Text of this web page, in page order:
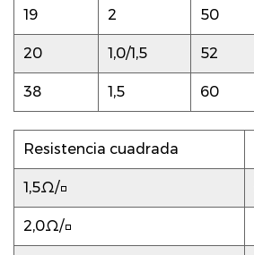
19 2 50
20 1,0/1,5 52
38 1,5 60
Resistencia cuadrada
1,5Ω/□
2,0Ω/□